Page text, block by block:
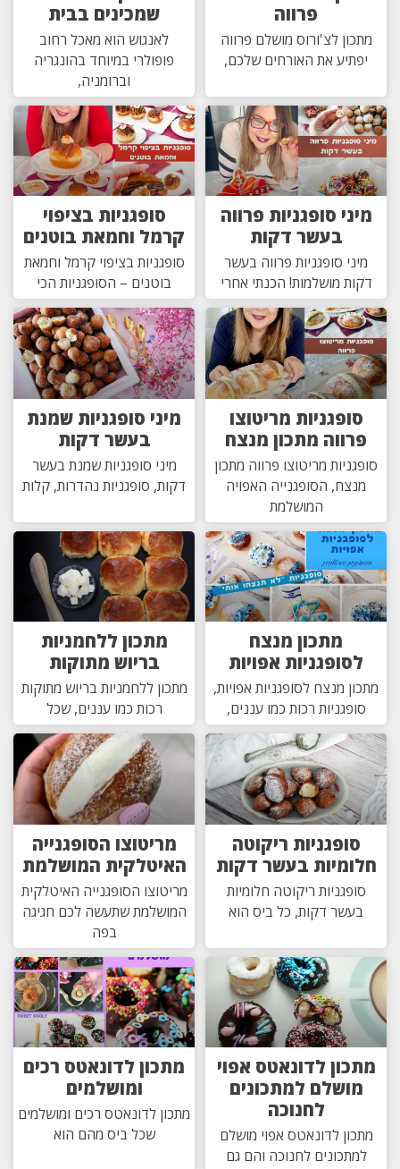
פרווה
מתכון לצ'ורוס מושלם פרווה
יפתיע את האורחים שלכם,
שמכינים בבית
לאנגוש הוא מאכל רחוב
פופולרי במיוחד בהונגריה
וברומניה,
מיני סופגניות פרווה
בעשר דקות
מיני סופגניות פרווה בעשר
דקות מושלמות! הכנתי אחרי
סופגניות בציפוי
קרמל וחמאת בוטנים
סופגניות בציפוי קרמל וחמאת
בוטנים – הסופגניות הכי
סופגניות מריטוצו
פרווה מתכון מנצח
סופגניות מריטוצו פרווה מתכון
מנצח, הסופגנייה האפויה
המושלמת
מיני סופגניות שמנת
בעשר דקות
מיני סופגניות שמנת בעשר
דקות, סופגניות נהדרות, קלות
מתכון מנצח
לסופגניות אפויות
מתכון מנצח לסופגניות אפויות,
סופגניות רכות כמו עננים,
מתכון ללחמניות
בריוש מתוקות
מתכון ללחמניות בריוש מתוקות
רכות כמו עננים, שכל
סופגניות ריקוטה
חלומיות בעשר דקות
סופגניות ריקוטה חלומיות
בעשר דקות, כל ביס הוא
מריטוצו הסופגנייה
האיטלקית המושלמת
מריטוצו הסופגנייה האיטלקית
המושלמת שתעשה לכם חגיגה
בפה
מתכון לדונאטס אפוי
מושלם למתכונים
לחנוכה
מתכון לדונאטס אפוי מושלם
למתכונים לחנוכה והם גם
מתכון לדונאטס רכים
ומושלמים
מתכון לדונאטס רכים ומושלמים
שכל ביס מהם הוא